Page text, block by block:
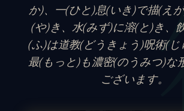
か)、一(ひと)息(いき)で描(え
(や)き、水(みず)に溶(と)き、
(ふ)は道教(どうきょう)呪術(
最(もっと)も濃密(のうみつ)な
ございます。